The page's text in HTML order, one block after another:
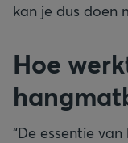
kan je dus doen
Hoe
“De essentie